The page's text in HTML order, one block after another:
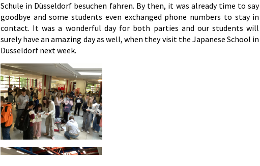
Schule in Düsseldorf besuchen fahren. By then, it was already time to say
goodbye and some students even exchanged phone numbers to stay in
contact. It was a wonderful day for both parties and our students will
surely have an amazing day as well, when they visit the Japanese School in
Dusseldorf next week.